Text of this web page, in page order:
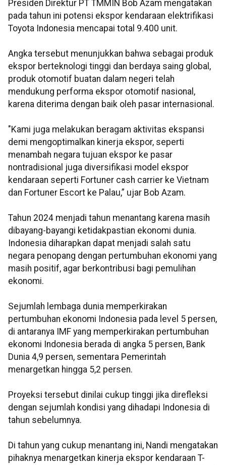
Presiden Direktur PT TMMIN Bob Azam mengatakan
pada tahun ini potensi ekspor kendaraan elektrifikasi
Toyota Indonesia mencapai total 9.400 unit.
Angka tersebut menunjukkan bahwa sebagai produk
ekspor berteknologi tinggi dan berdaya saing global,
produk otomotif buatan dalam negeri telah
mendukung performa ekspor otomotif nasional,
karena diterima dengan baik oleh pasar internasional.
"Kami juga melakukan beragam aktivitas ekspansi
demi mengoptimalkan kinerja ekspor, seperti
menambah negara tujuan ekspor ke pasar
nontradisional juga diversifikasi model ekspor
kendaraan seperti Fortuner cash carrier ke Vietnam
dan Fortuner Escort ke Palau,” ujar Bob Azam.
Tahun 2024 menjadi tahun menantang karena masih
dibayang-bayangi ketidakpastian ekonomi dunia.
Indonesia diharapkan dapat menjadi salah satu
negara penopang dengan pertumbuhan ekonomi yang
masih positif, agar berkontribusi bagi pemulihan
ekonomi.
Sejumlah lembaga dunia memperkirakan
pertumbuhan ekonomi Indonesia pada level 5 persen,
di antaranya IMF yang memperkirakan pertumbuhan
ekonomi Indonesia berada di angka 5 persen, Bank
Dunia 4,9 persen, sementara Pemerintah
menargetkan hingga 5,2 persen.
Proyeksi tersebut dinilai cukup tinggi jika direfleksi
dengan sejumlah kondisi yang dihadapi Indonesia di
tahun sebelumnya.
Di tahun yang cukup menantang ini, Nandi mengatakan
pihaknya menargetkan kinerja ekspor kendaraan T-